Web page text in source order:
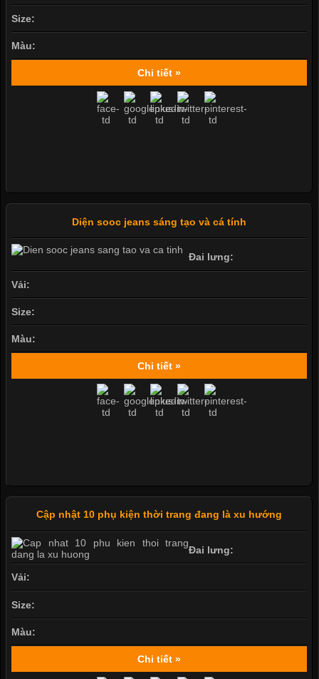
Size:
Màu:
Chi tiết »
Diện sooc jeans sáng tạo và cá tính
Đai lưng:
Vải:
Size:
Màu:
Chi tiết »
Cập nhật 10 phụ kiện thời trang đang là xu hướng
Đai lưng:
Vải:
Size:
Màu:
Chi tiết »